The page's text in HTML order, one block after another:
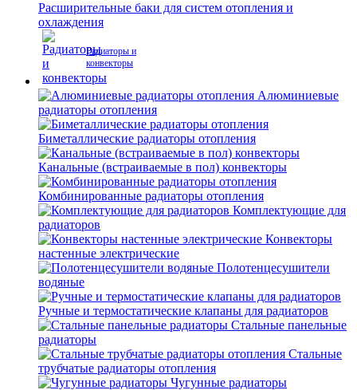
Расширительные баки для систем отопления и
охлаждения
Радиаторы и
конвекторы
Алюминиевые
радиаторы отопления
Биметаллические радиаторы отопления
Канальные (встраиваемые в пол) конвекторы
Комбинированные радиаторы отопления
Комплектующие для
радиаторов
Конвекторы
настенные электрические
Полотенцесушители
водяные
Ручные и термостатические клапаны для радиаторов
Стальные панельные
радиаторы
Стальные
трубчатые радиаторы отопления
Чугунные радиаторы